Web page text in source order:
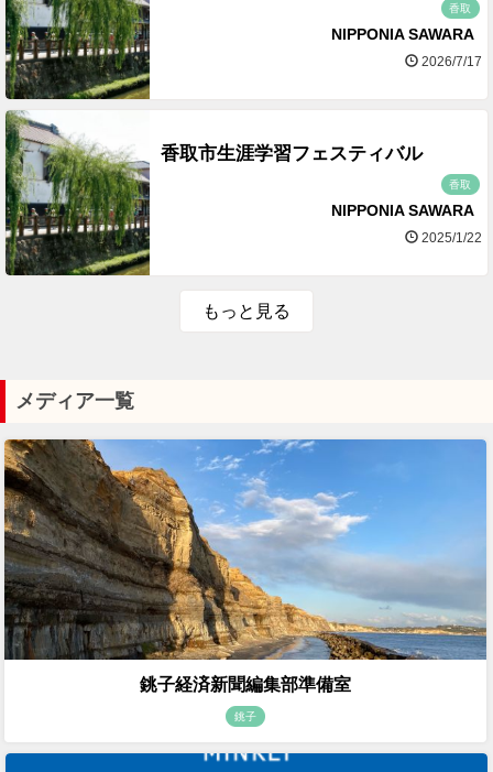
香取
NIPPONIA SAWARA
2026/7/17
香取市生涯学習フェスティバル
香取
NIPPONIA SAWARA
2025/1/22
もっと見る
メディア一覧
銚子経済新聞編集部準備室
銚子